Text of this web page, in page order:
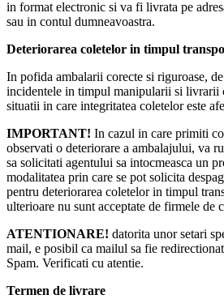
in format electronic si va fi livrata pe
sau in contul dumneavoastra.
Deteriorarea coletelor in timpul
In pofida ambalarii corecte si riguroase,
incidentele in timpul manipularii si livrarii
situatii in care integritatea coletelor este
IMPORTANT! In cazul in care primiti
observati o deteriorare a ambalajului, va
sa solicitati agentului sa intocmeasca un
modalitatea prin care se pot solicita
pentru deteriorarea coletelor in timpul
ulterioare nu sunt acceptate de firmele de
ATENTIONARE! datorita unor setari
mail, e posibil ca mailul sa fie
Spam. Verificati cu atentie.
Termen de livrare